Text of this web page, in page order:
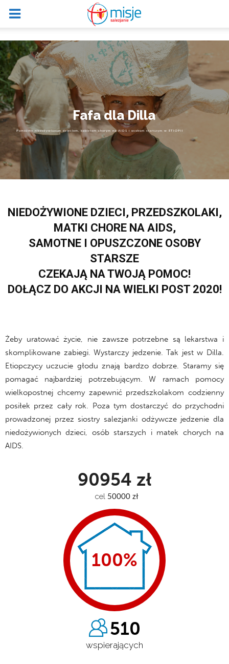
Fafa dla Dilla
Pomóżmy niedożywionym dzieciom, kobietom chorym na AIDS i osobom starszym w ETIOPII
NIEDOŻYWIONE DZIECI, PRZEDSZKOLAKI,
MATKI CHORE NA AIDS,
SAMOTNE I OPUSZCZONE OSOBY
STARSZE
CZEKAJĄ NA TWOJĄ POMOC!
DOŁĄCZ DO AKCJI NA WIELKI POST 2020!
Żeby uratować życie, nie zawsze potrzebne są lekarstwa i
skomplikowane zabiegi. Wystarczy jedzenie. Tak jest w Dilla.
Etiopczycy uczucie głodu znają bardzo dobrze. Staramy się
pomagać najbardziej potrzebującym. W ramach pomocy
wielkopostnej chcemy zapewnić przedszkolakom codzienny
posiłek przez cały rok. Poza tym dostarczyć do przychodni
prowadzonej przez siostry salezjanki odżywcze jedzenie dla
niedożywionych dzieci, osób starszych i matek chorych na
AIDS.
90954 zł
cel 50000 zł
100%
510
wspierających